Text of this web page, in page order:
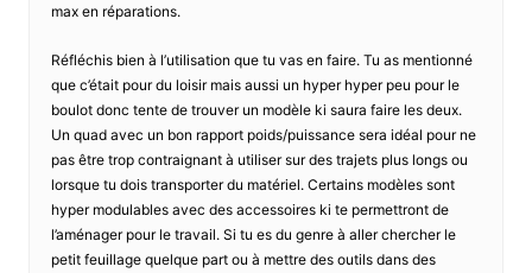
max en réparations.
Réfléchis bien à l’utilisation que tu vas en faire. Tu as mentionné
que c’était pour du loisir mais aussi un hyper hyper peu pour le
boulot donc tente de trouver un modèle ki saura faire les deux.
Un quad avec un bon rapport poids/puissance sera idéal pour ne
pas être trop contraignant à utiliser sur des trajets plus longs ou
lorsque tu dois transporter du matériel. Certains modèles sont
hyper modulables avec des accessoires ki te permettront de
l’aménager pour le travail. Si tu es du genre à aller chercher le
petit feuillage quelque part ou à mettre des outils dans des